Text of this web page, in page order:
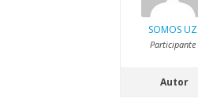
SOMOS UZ
Participante
Autor